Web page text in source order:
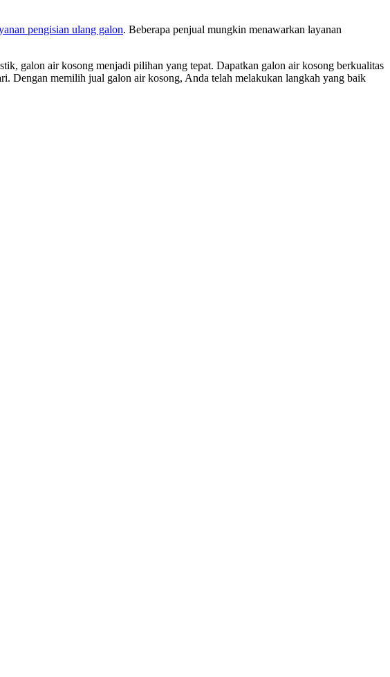
pengisian ulang galon. Beberapa penjual mungkin menawarkan layanan
galon air kosong menjadi pilihan yang tepat. Dapatkan galon air kosong berkualitas
Dengan memilih jual galon air kosong, Anda telah melakukan langkah yang baik